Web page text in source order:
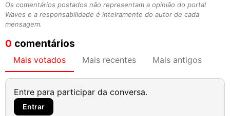
Os comentários postados não representam a opinião do portal
Waves e a responsabilidade é inteiramente do autor de cada
mensagem.
0 comentários
Mais votados Mais recentes Mais antigos
Entre para participar da conversa.
Entrar